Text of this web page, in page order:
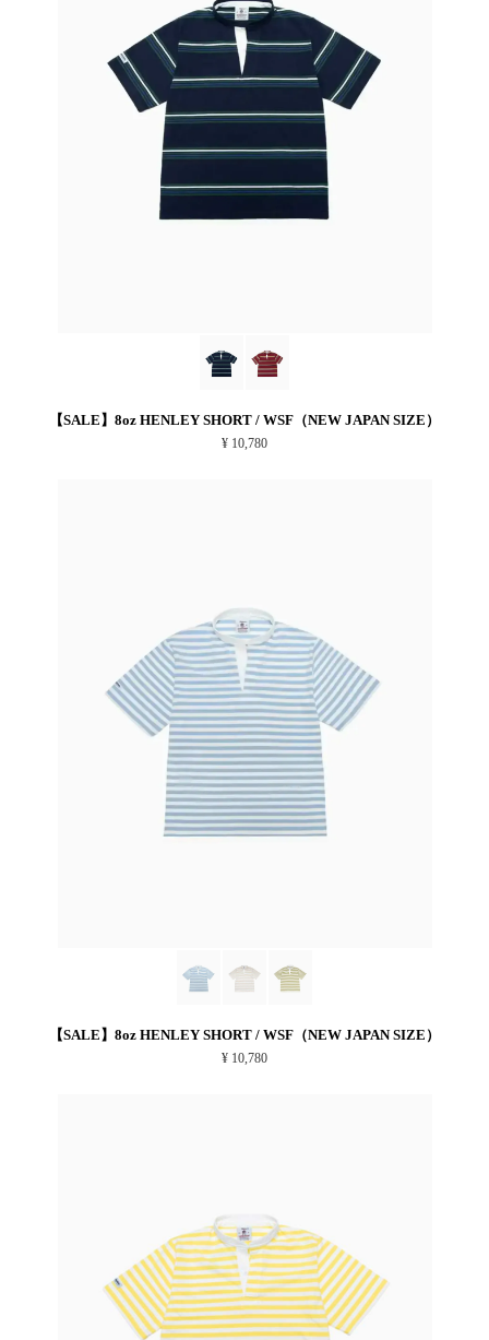
【SALE】8oz HENLEY SHORT / WSF（NEW JAPAN SIZE）
¥ 10,780
【SALE】8oz HENLEY SHORT / WSF（NEW JAPAN SIZE）
¥ 10,780